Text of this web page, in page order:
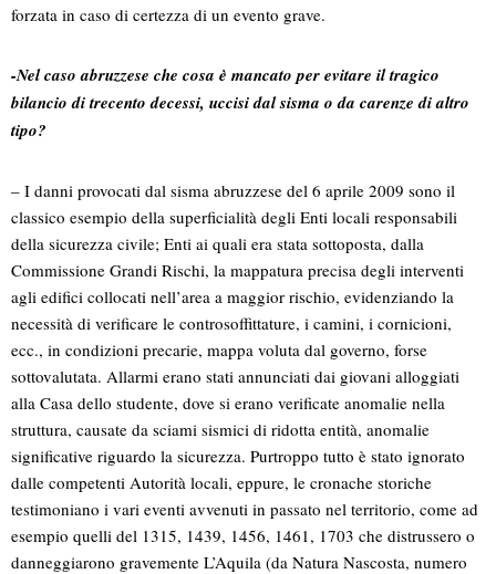
forzata in caso di certezza di un evento grave.
-Nel caso abruzzese che cosa è mancato per evitare il tragico
bilancio di trecento decessi, uccisi dal sisma o da carenze di altro
tipo?
– I danni provocati dal sisma abruzzese del 6 aprile 2009 sono il
classico esempio della superficialità degli Enti locali responsabili
della sicurezza civile; Enti ai quali era stata sottoposta, dalla
Commissione Grandi Rischi, la mappatura precisa degli interventi
agli edifici collocati nell’area a maggior rischio, evidenziando la
necessità di verificare le controsoffittature, i camini, i cornicioni,
ecc., in condizioni precarie, mappa voluta dal governo, forse
sottovalutata. Allarmi erano stati annunciati dai giovani alloggiati
alla Casa dello studente, dove si erano verificate anomalie nella
struttura, causate da sciami sismici di ridotta entità, anomalie
significative riguardo la sicurezza. Purtroppo tutto è stato ignorato
dalle competenti Autorità locali, eppure, le cronache storiche
testimoniano i vari eventi avvenuti in passato nel territorio, come ad
esempio quelli del 1315, 1439, 1456, 1461, 1703 che distrussero o
danneggiarono gravemente L’Aquila (da Natura Nascosta, numero